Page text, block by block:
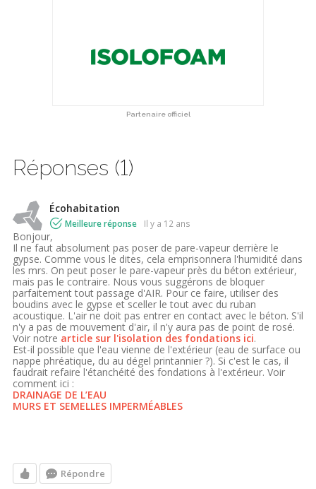
Partenaire officiel
Réponses (1)
Écohabitation
Meilleure réponse il y a 12 ans
Bonjour,
Il ne faut absolument pas poser de pare-vapeur derrière le
gypse. Comme vous le dites, cela emprisonnera l'humidité dans
les mrs. On peut poser le pare-vapeur près du béton extérieur,
mais pas le contraire. Nous vous suggérons de bloquer
parfaitement tout passage d'AIR. Pour ce faire, utiliser des
boudins avec le gypse et sceller le tout avec du ruban
acoustique. L'air ne doit pas entrer en contact avec le béton. S'il
n'y a pas de mouvement d'air, il n'y aura pas de point de rosé.
Voir notre article sur l'isolation des fondations ici.
Est-il possible que l'eau vienne de l'extérieur (eau de surface ou
nappe phréatique, du au dégel printannier ?). Si c'est le cas, il
faudrait refaire l'étanchéité des fondations à l'extérieur. Voir
comment ici :
DRAINAGE DE L’EAU
MURS ET SEMELLES IMPERMÉABLES
Répondre